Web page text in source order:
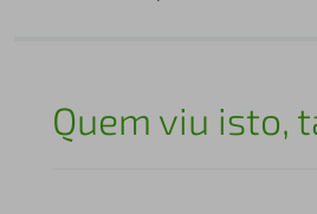
Quem viu isto,